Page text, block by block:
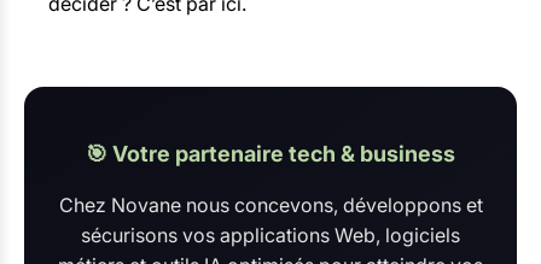
🎯 Votre partenaire tech & business
Chez Novane nous concevons, développons et
sécurisons vos applications Web, logiciels